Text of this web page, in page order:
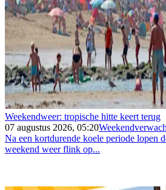
Weekendweer: tropische hitte keert terug
07 augustus 2026, 05:20
Na een kortdurende koele periode lopen
weekend weer flink op...